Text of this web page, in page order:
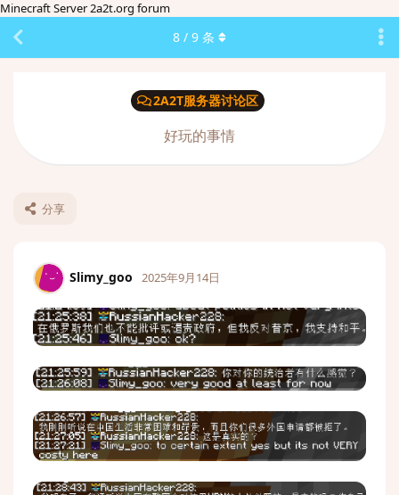
Minecraft Server 2a2t.org forum
2A2T服务器讨论区
好玩的事情
分享
8 / 9 条
Slimy_goo 2025年9月14日